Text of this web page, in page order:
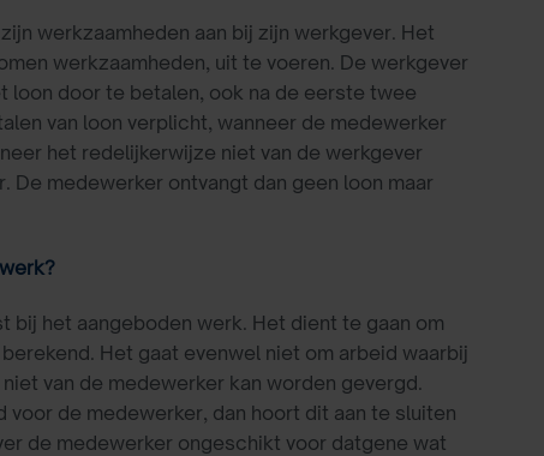
werkzaamheden aan bij zijn werkgever. Het
werkzaamheden, uit te voeren. De werkgever
loon door te betalen, ook na de eerste twee
van loon verplicht, wanneer de medewerker
het redelijkerwijze niet van de werkgever
De medewerker ontvangt dan geen loon maar
het aangeboden werk. Het dient te gaan om
Het gaat evenwel niet om arbeid waarbij
van de medewerker kan worden gevergd.
de medewerker, dan hoort dit aan te sluiten
de medewerker ongeschikt voor datgene wat